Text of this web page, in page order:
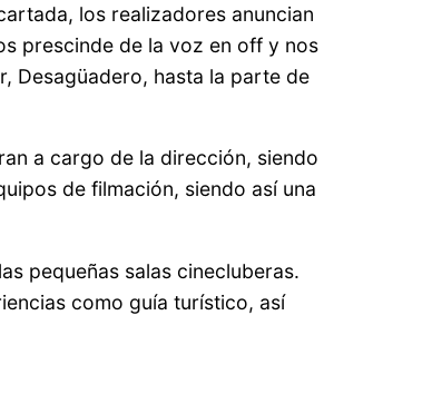
los realizadores anuncian
prescinde de la voz en off y nos
Desagüadero, hasta la parte de
a cargo de la dirección, siendo
de filmación, siendo así una
pequeñas salas cinecluberas.
como guía turístico, así